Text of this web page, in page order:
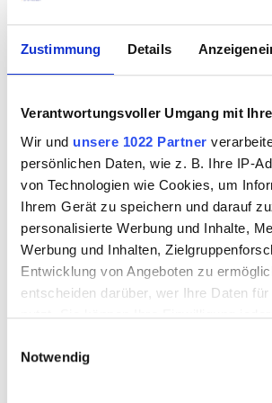
Zustimmung Details
Verantwortungsvoller Umgang mit
Wir und unsere 1022 Partner
persönlichen Daten, wie z. B. Ihre IP-
von Technologien wie Cookies, um
Ihrem Gerät zu speichern und darauf
personalisierte Werbung und Inhalte,
Werbung und Inhalten,
Entwicklung von Angeboten zu
entscheiden darüber, wer Ihre Daten
nutzt. Sie können Ihre Einwilligung
Trigger Symbol ändern oder widerrufen
Notwendig
Psychologie oder Heilpädagogik
besonders an.
Fachhochschule Dortmund.
Ihre Bewerbung können Sie ganz
postalischen Weg oder per E-Mail
einfach und unkomplizierte